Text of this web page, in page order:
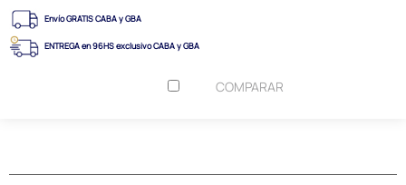
Envío GRATIS CABA y GBA
ENTREGA en 96HS exclusivo CABA y GBA
COMPARAR